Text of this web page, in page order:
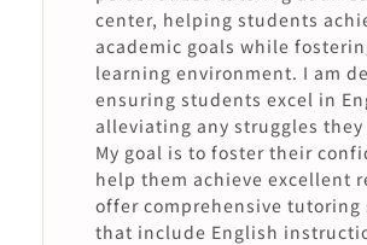
center, helping students
academic goals while
learning environment. I am
ensuring students excel in
alleviating any struggles they
My goal is to foster their
help them achieve excellent
offer comprehensive tutoring
that include English